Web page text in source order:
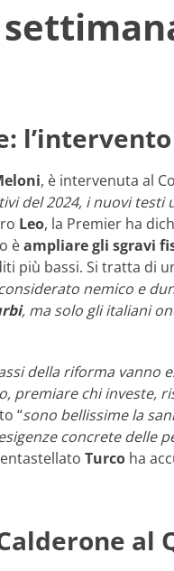
, è intervenuta al
del 2024, i nuovi testi
Leo, la Premier ha
èampliare gli sgravi
più bassi. Si tratta di
nemico e
, ma solo gli italiani
della riforma vanno
premiare chi investe,
“sono bellissime la
concrete delle
Turco ha
al